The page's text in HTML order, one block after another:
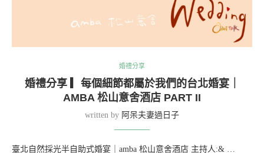
婚禮分享
婚禮分享 ▎每個細節都屬於我們的台北婚宴｜
AMBA 松山意舍酒店 PART II
written by 阿呆夫妻過日子
臺北自然採光半自助式婚宴｜amba 松山意舍酒店 主持人:& …